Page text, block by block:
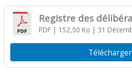
Registre des
PDF| 152,50 Ko | 31
Télécharger